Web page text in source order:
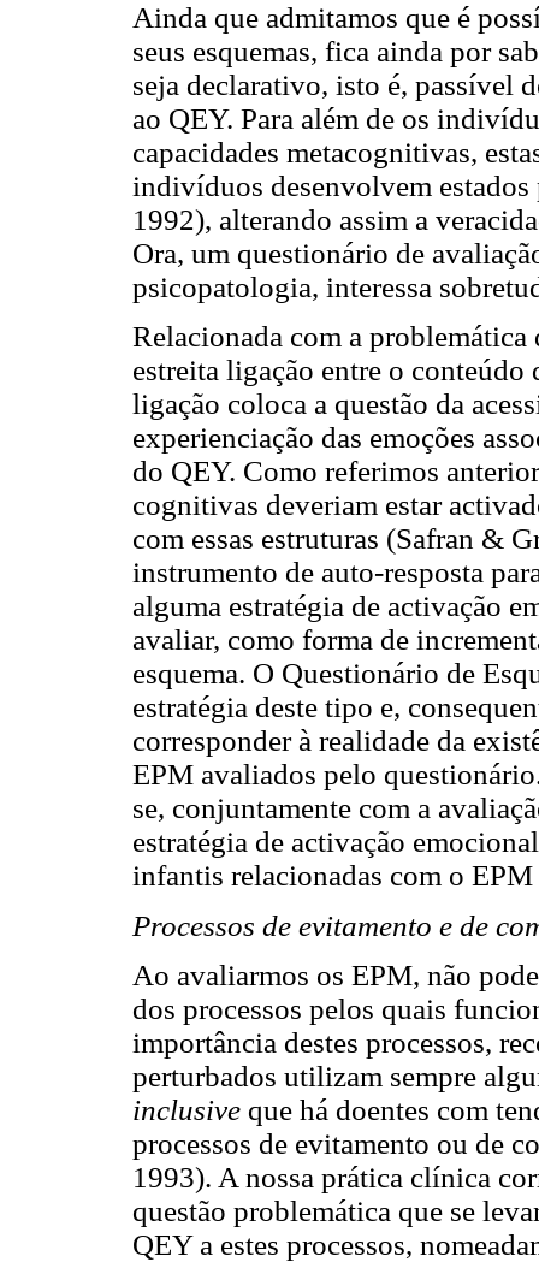
Ainda que admitamos que é
seus esquemas, fica ainda por
seja declarativo, isto é, passível
ao QEY. Para além de os
capacidades metacognitivas,
indivíduos desenvolvem
1992), alterando assim a
Ora, um questionário de
psicopatologia, interessa
Relacionada com a problemática
estreita ligação entre o conteúdo
ligação coloca a questão da
experienciação das emoções
do QEY. Como referimos
cognitivas deveriam estar
com essas estruturas (Safran &
instrumento de auto-resposta
alguma estratégia de activação
avaliar, como forma de
esquema. O Questionário de
estratégia deste tipo e,
corresponder à realidade da
EPM avaliados pelo
se, conjuntamente com a
estratégia de activação
infantis relacionadas com o
Processos de evitamento e de
Ao avaliarmos os EPM, não
dos processos pelos quais
importância destes processos,
perturbados utilizam sempre
inclusive que há doentes com
processos de evitamento ou de
1993). A nossa prática clínica
questão problemática que se
QEY a estes processos,